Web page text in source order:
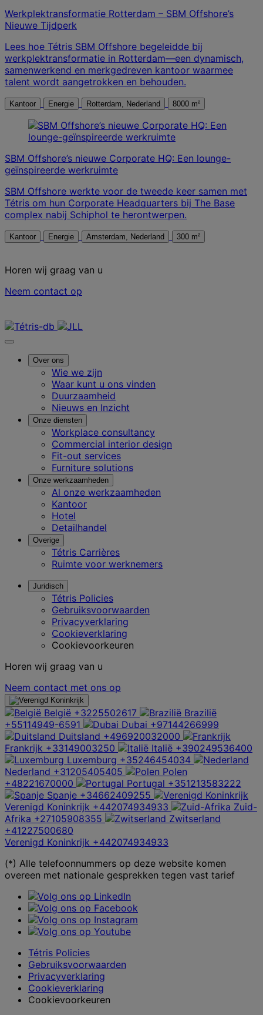
Werkplektransformatie Rotterdam – SBM Offshore’s
Nieuwe Tijdperk
Lees hoe Tétris SBM Offshore begeleidde bij
werkplektransformatie in Rotterdam—een dynamisch,
samenwerkend en merkgedreven kantoor waarmee
talent wordt aangetrokken en behouden.
Kantoor Energie Rotterdam, Nederland 8000 m²
SBM Offshore’s nieuwe Corporate HQ: Een lounge-
geïnspireerde werkruimte
SBM Offshore werkte voor de tweede keer samen met
Tétris om hun Corporate Headquarters bij The Base
complex nabij Schiphol te herontwerpen.
Kantoor Energie Amsterdam, Nederland 300 m²
Horen wij graag van u
Neem contact op
Over ons
Wie we zijn
Waar kunt u ons vinden
Duurzaamheid
Nieuws en Inzicht
Onze diensten
Workplace consultancy
Commercial interior design
Fit-out services
Furniture solutions
Onze werkzaamheden
Al onze werkzaamheden
Kantoor
Hotel
Detailhandel
Overige
Tétris Carrières
Ruimte voor werknemers
Juridisch
Tétris Policies
Gebruiksvoorwaarden
Privacyverklaring
Cookieverklaring
Cookievoorkeuren
Horen wij graag van u
Neem contact met ons op
België +3225502617
Brazilië
+55114949-6591
Dubai +97144266999
Duitsland +496920032000
Frankrijk +33149003250 Italië +390249536400
Luxemburg +35246454034
Nederland +31205405405
Polen
+48221670000
Portugal +351213583222
Spanje +34662409255
Verenigd Koninkrijk +442074934933
Zuid-
Afrika +27105908355
Zwitserland
+41227500680
Verenigd Koninkrijk +442074934933
(*) Alle telefoonnummers op deze website komen
overeen met nationale gesprekken tegen vast tarief
Tétris Policies
Gebruiksvoorwaarden
Privacyverklaring
Cookieverklaring
Cookievoorkeuren